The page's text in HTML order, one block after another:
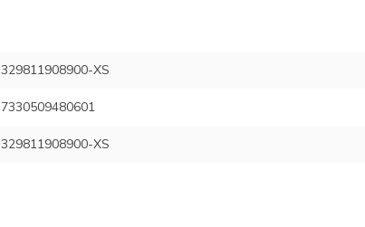
329811908900-XS
7330509480601
329811908900-XS